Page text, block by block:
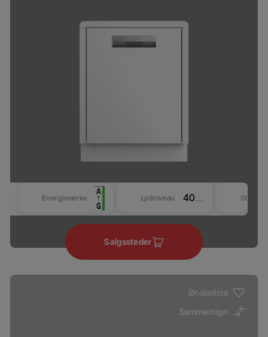
Energimærke Lydniveau 40 dBA
Salgssteder
Ønskeliste
Sammenlign